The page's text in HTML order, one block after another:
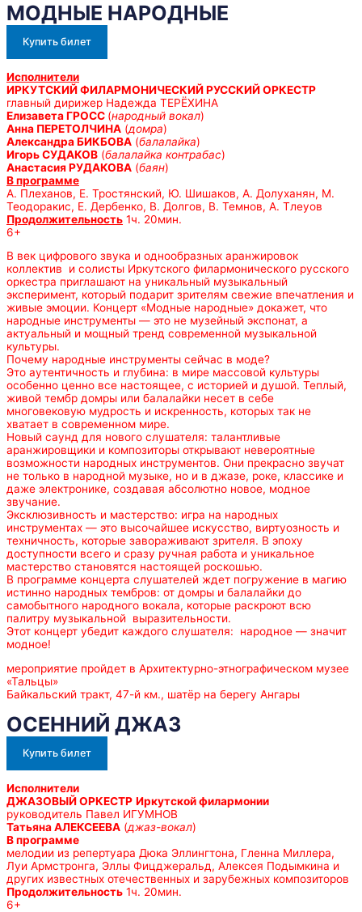
МОДНЫЕ НАРОДНЫЕ
Купить билет
Исполнители
ИРКУТСКИЙ ФИЛАРМОНИЧЕСКИЙ РУССКИЙ ОРКЕСТР
главный дирижер Надежда ТЕРЁХИНА
Елизавета ГРОСС (народный вокал)
Анна ПЕРЕТОЛЧИНА (домра)
Александра БИКБОВА (балалайка)
Игорь СУДАКОВ (балалайка контрабас)
Анастасия РУДАКОВА (баян)
В программе
А. Плеханов, Е. Тростянский, Ю. Шишаков, А. Долуханян, М.
Теодоракис, Е. Дербенко, В. Долгов, В. Темнов, А. Тлеуов
Продолжительность 1ч. 20мин.
6+
В век цифрового звука и однообразных аранжировок
коллектив и солисты Иркутского филармонического русского
оркестра приглашают на уникальный музыкальный
эксперимент, который подарит зрителям свежие впечатления и
живые эмоции. Концерт «Модные народные» докажет, что
народные инструменты — это не музейный экспонат, а
актуальный и мощный тренд современной музыкальной
культуры.
Почему народные инструменты сейчас в моде?
Это аутентичность и глубина: в мире массовой культуры
особенно ценно все настоящее, с историей и душой. Теплый,
живой тембр домры или балалайки несет в себе
многовековую мудрость и искренность, которых так не
хватает в современном мире.
Новый саунд для нового слушателя: талантливые
аранжировщики и композиторы открывают невероятные
возможности народных инструментов. Они прекрасно звучат
не только в народной музыке, но и в джазе, роке, классике и
даже электронике, создавая абсолютно новое, модное
звучание.
Эксклюзивность и мастерство: игра на народных
инструментах — это высочайшее искусство, виртуозность и
техничность, которые завораживают зрителя. В эпоху
доступности всего и сразу ручная работа и уникальное
мастерство становятся настоящей роскошью.
В программе концерта слушателей ждет погружение в магию
истинно народных тембров: от домры и балалайки до
самобытного народного вокала, которые раскроют всю
палитру музыкальной выразительности.
Этот концерт убедит каждого слушателя: народное — значит
модное!
мероприятие пройдет в Архитектурно-этнографическом музее
«Тальцы»
Байкальский тракт, 47-й км., шатёр на берегу Ангары
ОСЕННИЙ ДЖАЗ
Купить билет
Исполнители
ДЖАЗОВЫЙ ОРКЕСТР Иркутской филармонии
руководитель Павел ИГУМНОВ
Татьяна АЛЕКСЕЕВА (джаз-вокал)
В программе
мелодии из репертуара Дюка Эллингтона, Гленна Миллера,
Луи Армстронга, Эллы Фицджеральд, Алексея Подымкина и
других известных отечественных и зарубежных композиторов
Продолжительность 1ч. 20мин.
6+